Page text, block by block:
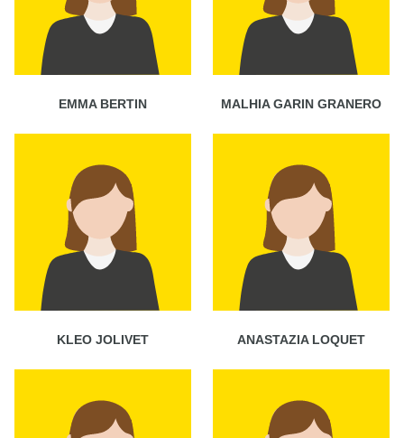
EMMA BERTIN MALHIA GARIN GRANERO
KLEO JOLIVET ANASTAZIA LOQUET